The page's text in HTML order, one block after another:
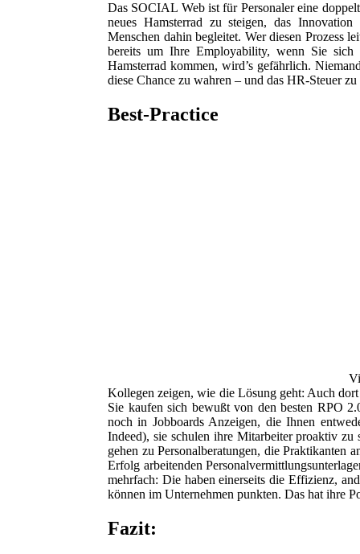
Das SOCIAL Web ist für Personaler eine
neues Hamsterrad zu steigen, das
Menschen dahin begleitet. Wer diesen Prozess
bereits um Ihre Employability, wenn Sie sich
Hamsterrad kommen, wird’s gefährlich.
diese Chance zu wahren – und das HR-Steuer zu
Best-Practice
Kollegen zeigen, wie die Lösung geht: Auch
Sie kaufen sich bewußt von den besten RPO
noch in Jobboards Anzeigen, die Ihnen
Indeed), sie schulen ihre Mitarbeiter proaktiv
gehen zu Personalberatungen, die Praktikanten
Erfolg arbeitenden
mehrfach: Die haben einerseits die Effizienz,
können im Unternehmen punkten. Das hat ihre
Fazit: